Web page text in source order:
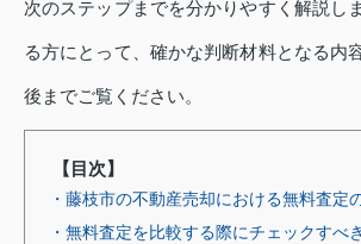
次のステップまでを分かりやすく解説し
る方にとって、確かな判断材料となる内
後までご覧ください。
【目次】
・藤枝市の不動産売却における無料査定
・無料査定を比較する際にチェックすべ